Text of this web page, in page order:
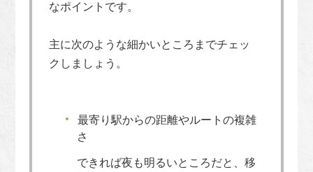
なポイントです。
主に次のような細かいところまでチェッ
クしましょう。
最寄り駅からの距離やルートの複雑
さ
できれば夜も明るいところだと、移